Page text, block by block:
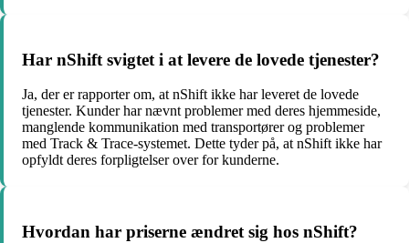
Har nShift svigtet i at levere de lovede tjenester?
Ja, der er rapporter om, at nShift ikke har leveret de lovede
tjenester. Kunder har nævnt problemer med deres hjemmeside,
manglende kommunikation med transportører og problemer
med Track & Trace-systemet. Dette tyder på, at nShift ikke har
opfyldt deres forpligtelser over for kunderne.
Hvordan har priserne ændret sig hos nShift?